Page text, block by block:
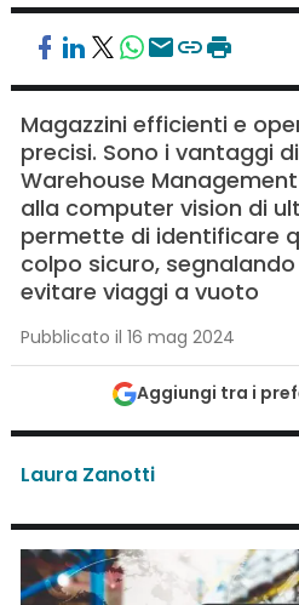
Magazzini efficienti e
precisi. Sono i vantaggi
Warehouse
alla computer vision di
permette di identificare
colpo sicuro,
evitare viaggi a vuoto
Pubblicato il 16 mag 2024
Aggiungi tra i
Laura Zanotti